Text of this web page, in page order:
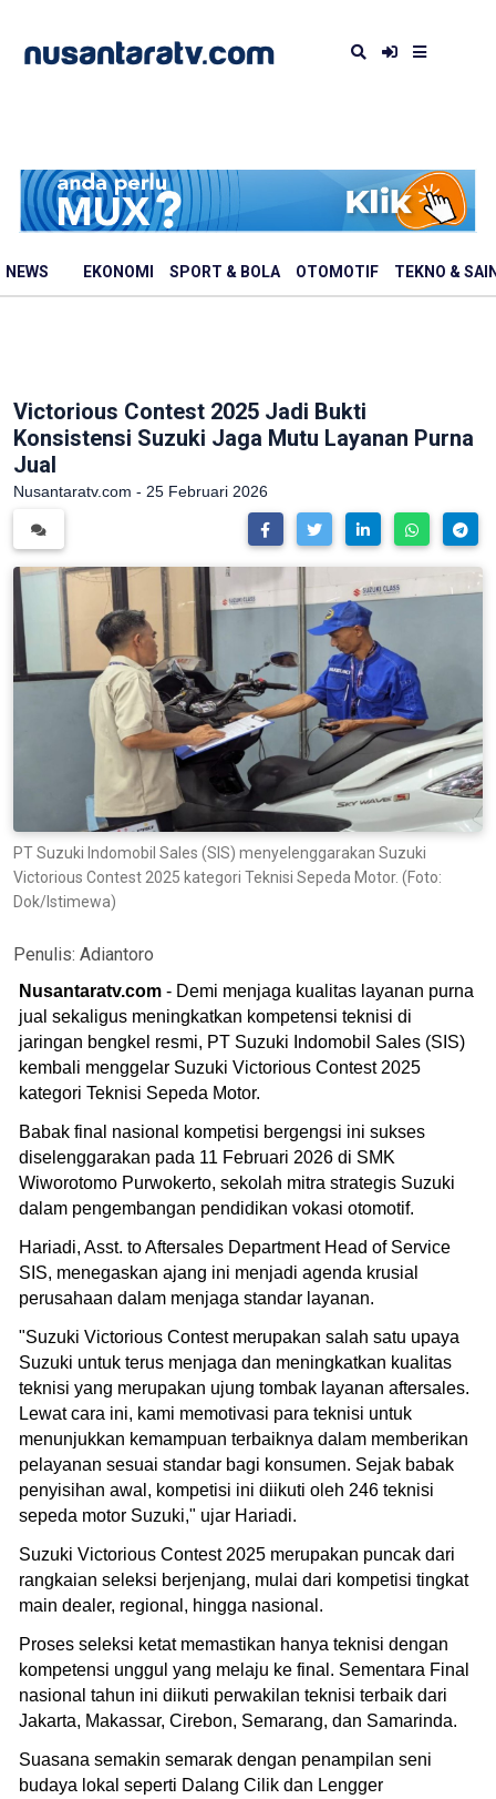
NEWS EKONOMI SPORT & BOLA OTOMOTIF TEKNO &
Victorious Contest 2025 Jadi Bukti
Konsistensi Suzuki Jaga Mutu Layanan Purna
Jual
Nusantaratv.com - 25 Februari 2026
PT Suzuki Indomobil Sales (SIS) menyelenggarakan Suzuki
Victorious Contest 2025 kategori Teknisi Sepeda Motor. (Foto:
Dok/Istimewa)
Penulis: Adiantoro
Nusantaratv.com - Demi menjaga kualitas layanan purna
jual sekaligus meningkatkan kompetensi teknisi di
jaringan bengkel resmi, PT Suzuki Indomobil Sales (SIS)
kembali menggelar Suzuki Victorious Contest 2025
kategori Teknisi Sepeda Motor.
Babak final nasional kompetisi bergengsi ini sukses
diselenggarakan pada 11 Februari 2026 di SMK
Wiworotomo Purwokerto, sekolah mitra strategis Suzuki
dalam pengembangan pendidikan vokasi otomotif.
Hariadi, Asst. to Aftersales Department Head of Service
SIS, menegaskan ajang ini menjadi agenda krusial
perusahaan dalam menjaga standar layanan.
"Suzuki Victorious Contest merupakan salah satu upaya
Suzuki untuk terus menjaga dan meningkatkan kualitas
teknisi yang merupakan ujung tombak layanan aftersales.
Lewat cara ini, kami memotivasi para teknisi untuk
menunjukkan kemampuan terbaiknya dalam memberikan
pelayanan sesuai standar bagi konsumen. Sejak babak
penyisihan awal, kompetisi ini diikuti oleh 246 teknisi
sepeda motor Suzuki," ujar Hariadi.
Suzuki Victorious Contest 2025 merupakan puncak dari
rangkaian seleksi berjenjang, mulai dari kompetisi tingkat
main dealer, regional, hingga nasional.
Proses seleksi ketat memastikan hanya teknisi dengan
kompetensi unggul yang melaju ke final. Sementara Final
nasional tahun ini diikuti perwakilan teknisi terbaik dari
Jakarta, Makassar, Cirebon, Semarang, dan Samarinda.
Suasana semakin semarak dengan penampilan seni
budaya lokal seperti Dalang Cilik dan Lengger